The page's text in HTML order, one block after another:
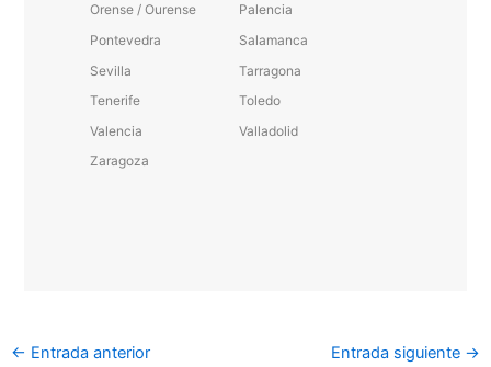
Orense / Ourense
Palencia
Pontevedra
Salamanca
Sevilla
Tarragona
Tenerife
Toledo
Valencia
Valladolid
Zaragoza
← Entrada anterior Entrada siguiente →